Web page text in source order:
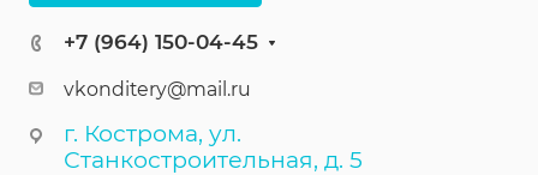
+7 (964) 150-04-45
vkonditery@mail.ru
г. Кострома, ул.
Станкостроительная, д. 5